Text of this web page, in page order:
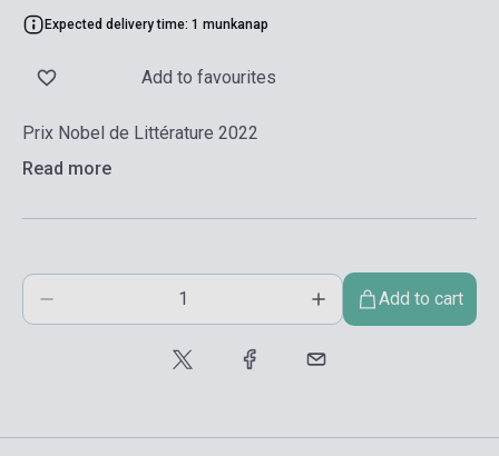
Expected delivery time: 1 munkanap
Add to favourites
Prix Nobel de Littérature 2022
Read more
Add to cart